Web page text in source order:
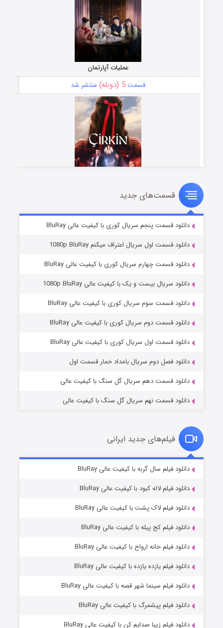
عملیات آپارتمان
قسمت5 (دوبله) منتشر شد
سریال زشت
قسمت2 (زیرنویس) منتشر شد
مردگان متحرک: شهر مرده ۳
قسمت2 (زیرنویس) منتشر شد
قسمت7 (زیرنویس) منتشر شد
قسمت‌های جدید
دانلود قسمت پنجم سریال کوری با کیفیت عالی BluRay
دانلود قسمت اول سریال اعتراف میکنم 1080p BluRay
دانلود قسمت چهارم سریال کوری با کیفیت عالی BluRay
دانلود سریال بیست و یک با کیفیت عالی 1080p BluRay
دانلود قسمت سوم سریال کوری با کیفیت عالی BluRay
دانلود قسمت دوم سریال کوری با کیفیت عالی BluRay
دانلود قسمت اول سریال کوری با کیفیت عالی BluRay
دانلود فصل دوم سریال بامداد خمار قسمت اول
دانلود قسمت دهم سریال گل سنگ با کیفیت عالی
دانلود قسمت نهم سریال گل سنگ با کیفیت عالی
فیلم‌های جدید ایرانی
دانلود فیلم سال گربه با کیفیت عالی BluRay
دانلود فیلم لاله کبود با کیفیت عالی BluRay
دانلود فیلم لاک پشت با کیفیت عالی BluRay
دانلود فیلم کج‌ پیله با کیفیت عالی BluRay
دانلود فیلم خانه ارواح با کیفیت عالی BluRay
دانلود فیلم یازده یازده با کیفیت عالی BluRay
دانلود فیلم سینما شهر قصه با کیفیت عالی BluRay
دانلود فیلم پیشمرگ با کیفیت عالی BluRay
دانلود فیلم زیبا صدایم کن با کیفیت عالی BluRay